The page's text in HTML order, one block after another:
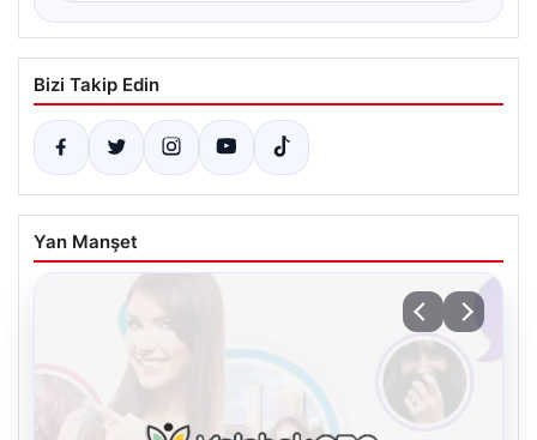
Bizi Takip Edin
Yan Manşet